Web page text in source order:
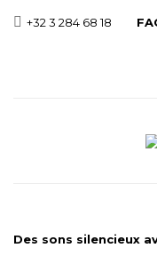
+32 3 284 68 18
Des sons silencieux